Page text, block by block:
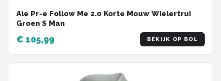
Ale Pr-e Follow Me 2.0 Korte Mouw Wielertrui
Groen S Man
€ 105,99 BEKIJK OP BOL